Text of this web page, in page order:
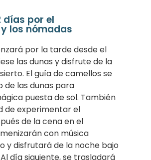
días por el
los nómadas
por la tarde desde el
las dunas y disfrute de la
El guía de camellos se
de las dunas para
puesta de sol. También
de experimentar el
de la cena en el
con música
y disfrutará de la noche bajo
día siguiente, se trasladará